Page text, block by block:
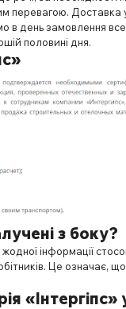
перевагою. Доставка
в день замовлення все
половині дня.
з боку?
жодної інформації
Це означає,
«Інтергіпс»